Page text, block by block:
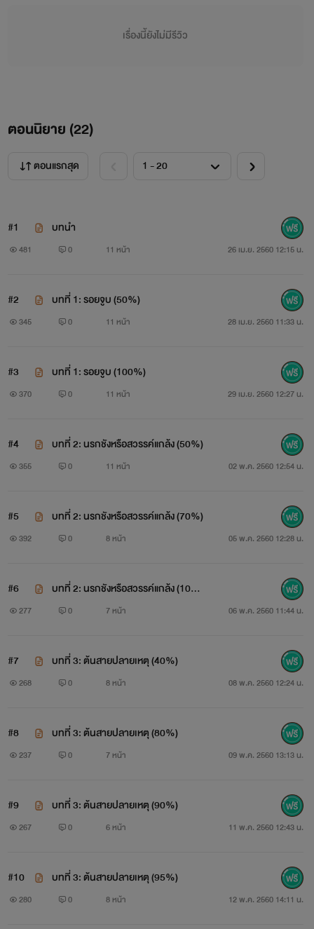
เรื่องนี้ยังไม่มีรีวิว
ตอนนิยาย (22)
ตอนแรกสุด
#1 บทนำ
481 0 11 หน้า 26 เม.ย. 2560 12:15 น.
#2 บทที่ 1: รอยจูบ (50%)
345 0 11 หน้า 28 เม.ย. 2560 11:33 น.
#3 บทที่ 1: รอยจูบ (100%)
370 0 11 หน้า 29 เม.ย. 2560 12:27 น.
#4 บทที่ 2: นรกชังหรือสวรรค์แกล้ง (50%)
355 0 11 หน้า 02 พ.ค. 2560 12:54 น.
#5 บทที่ 2: นรกชังหรือสวรรค์แกล้ง (70%)
392 0 8 หน้า 05 พ.ค. 2560 12:28 น.
#6
บทที่ 2: นรกชังหรือสวรรค์แกล้ง (10
0%)
277 0 7 หน้า 06 พ.ค. 2560 11:44 น.
#7 บทที่ 3: ต้นสายปลายเหตุ (40%)
268 0 8 หน้า 08 พ.ค. 2560 12:24 น.
#8 บทที่ 3: ต้นสายปลายเหตุ (80%)
237 0 7 หน้า 09 พ.ค. 2560 13:13 น.
#9 บทที่ 3: ต้นสายปลายเหตุ (90%)
267 0 6 หน้า 11 พ.ค. 2560 12:43 น.
#10 บทที่ 3: ต้นสายปลายเหตุ (95%)
280 0 8 หน้า 12 พ.ค. 2560 14:11 น.